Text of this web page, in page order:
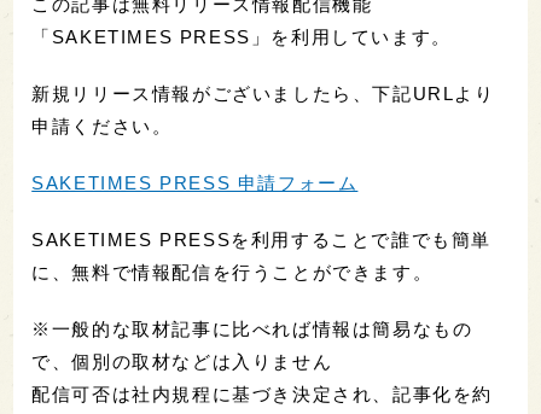
「SAKETIMES PRESS」を利用しています。
新規リリース情報がございましたら、下記URLより
申請ください。
SAKETIMES PRESS 申請フォーム
SAKETIMES PRESSを利用することで誰でも簡単
に、無料で情報配信を行うことができます。
※一般的な取材記事に比べれば情報は簡易なもの
で、個別の取材などは入りません
配信可否は社内規程に基づき決定され、記事化を約